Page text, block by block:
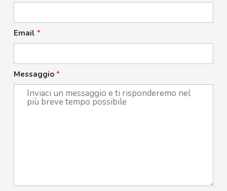
Email *
Messaggio *